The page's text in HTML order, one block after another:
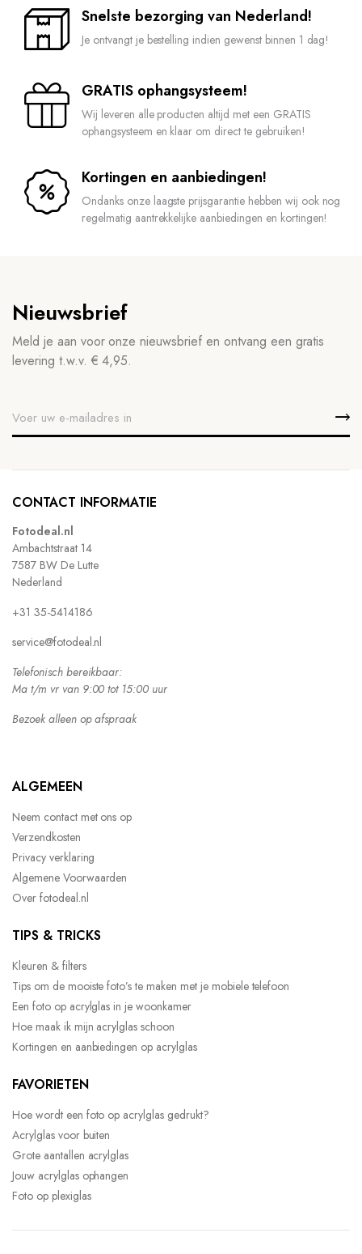
Snelste bezorging van Nederland!
Je ontvangt je bestelling indien gewenst binnen 1 dag!
GRATIS ophangsysteem!
Wij leveren alle producten altijd met een GRATIS
ophangsysteem en klaar om direct te gebruiken!
Kortingen en aanbiedingen!
Ondanks onze laagste prijsgarantie hebben wij ook nog
regelmatig aantrekkelijke aanbiedingen en kortingen!
Nieuwsbrief
Meld je aan voor onze nieuwsbrief en ontvang een gratis
levering t.w.v. € 4,95.
CONTACT INFORMATIE
Fotodeal.nl
Ambachtstraat 14
7587 BW De Lutte
Nederland
+31 35-5414186
service@fotodeal.nl
Telefonisch bereikbaar:
Ma t/m vr van 9:00 tot 15:00 uur
Bezoek alleen op afspraak
ALGEMEEN
Neem contact met ons op
Verzendkosten
Privacy verklaring
Algemene Voorwaarden
Over fotodeal.nl
TIPS & TRICKS
Kleuren & filters
Tips om de mooiste foto’s te maken met je mobiele telefoon
Een foto op acrylglas in je woonkamer
Hoe maak ik mijn acrylglas schoon
Kortingen en aanbiedingen op acrylglas
FAVORIETEN
Hoe wordt een foto op acrylglas gedrukt?
Acrylglas voor buiten
Grote aantallen acrylglas
Jouw acrylglas ophangen
Foto op plexiglas